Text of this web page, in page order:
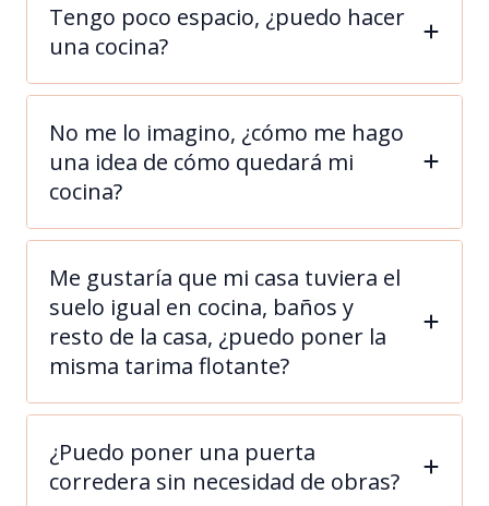
Tengo poco espacio, ¿puedo hacer
una cocina?
No me lo imagino, ¿cómo me hago
una idea de cómo quedará mi
cocina?
Me gustaría que mi casa tuviera el
suelo igual en cocina, baños y
resto de la casa, ¿puedo poner la
misma tarima flotante?
¿Puedo poner una puerta
corredera sin necesidad de obras?